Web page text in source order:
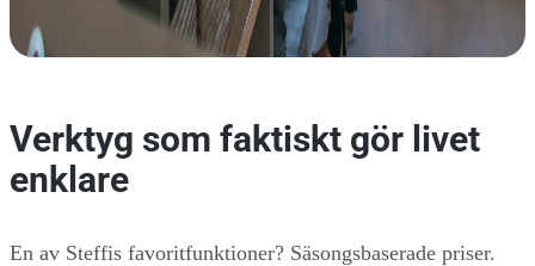
Verktyg som faktiskt gör livet
enklare
En av Steffis favoritfunktioner? Säsongsbaserade priser.